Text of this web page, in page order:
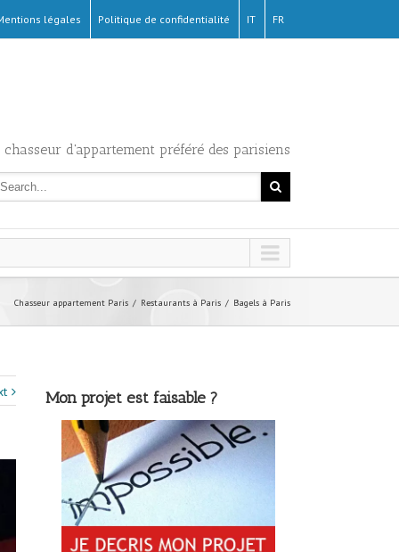
légales Politique de confidentialité IT FR
chasseur d'appartement préféré des parisiens
Chasseur appartement Paris Restaurants à Paris Bagels à Paris
Mon projet est faisable ?